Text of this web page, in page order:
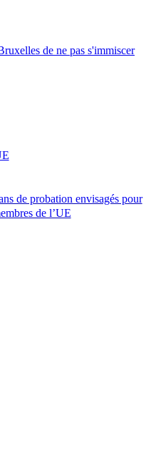
de ne pas s'immiscer
de probation envisagés pour
de l’UE